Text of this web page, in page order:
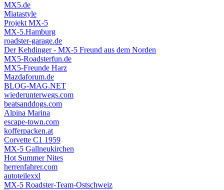
MX5.de
Miatastyle
Projekt MX-5
MX-5.Hamburg
roadster-garage.de
Der Kehdinger - MX-5 Freund aus dem Norden
MX5-Roadsterfun.de
MX5-Freunde Harz
Mazdaforum.de
BLOG-MAG.NET
wiederunterwegs.com
beatsanddogs.com
Alpina Marina
escape-town.com
kofferpacken.at
Corvette C1 1959
MX-5 Gallneukirchen
Hot Summer Nites
herrenfahrer.com
autoteilexxl
MX-5 Roadster-Team-Ostschweiz